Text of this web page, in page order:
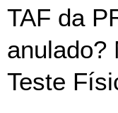
TAF da
anulado?
Teste